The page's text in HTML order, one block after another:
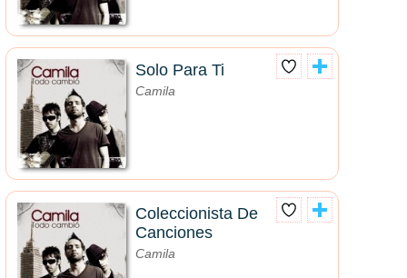
Solo Para Ti
Camila
Coleccionista De
Canciones
Camila